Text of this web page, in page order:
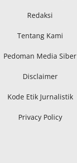
Redaksi
Tentang Kami
Pedoman Media Siber
Disclaimer
Kode Etik Jurnalistik
Privacy Policy